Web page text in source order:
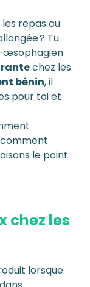
repas ou
? Tu
œsophagien
chez les
bénin, il
pour toi et
le point
chez les
lorsque